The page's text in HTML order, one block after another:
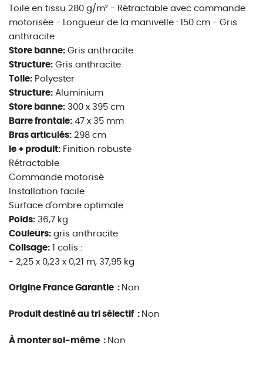
Toile en tissu 280 g/m² - Rétractable avec commande
motorisée - Longueur de la manivelle : 150 cm - Gris
anthracite
Store banne: Gris anthracite
Structure: Gris anthracite
Toile: Polyester
Structure: Aluminium
Store banne: 300 x 395 cm
Barre frontale: 47 x 35 mm
Bras articulés: 298 cm
le + produit: Finition robuste
Rétractable
Commande motorisé
Installation facile
Surface d'ombre optimale
Poids: 36,7 kg
Couleurs: gris anthracite
Colisage: 1 colis :
- 2,25 x 0,23 x 0,21 m, 37,95 kg
Origine France Garantie : Non
Produit destiné au tri sélectif : Non
À monter soi-même : Non